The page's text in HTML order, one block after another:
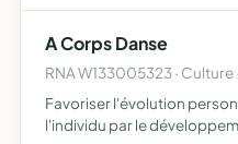
A Corps Danse
RNA W133005323 ·
Favoriser l'évolution
l'individu par le